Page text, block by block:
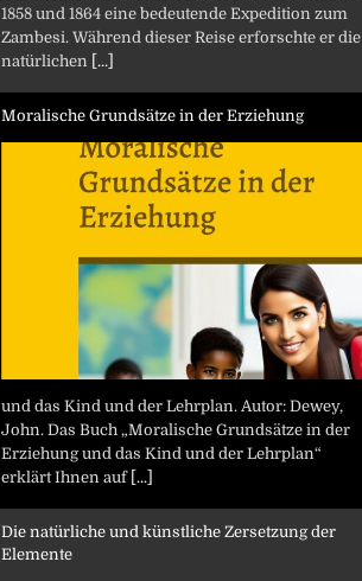
1858 und 1864 eine bedeutende Expedition zum
Zambesi. Während dieser Reise erforschte er die
natürlichen [...]
Moralische Grundsätze in der Erziehung
und das Kind und der Lehrplan. Autor: Dewey,
John. Das Buch „Moralische Grundsätze in der
Erziehung und das Kind und der Lehrplan“
erklärt Ihnen auf [...]
Die natürliche und künstliche Zersetzung der
Elemente